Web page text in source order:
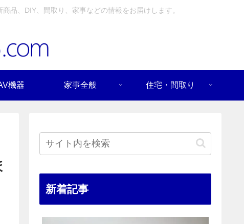
品、DIY、間取り、家事などの情報をお届けします。
機器 家事全般 住宅・間取り
新着記事